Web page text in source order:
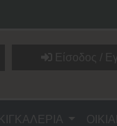
ΚΙΓΚΑΛΕΡΙΑ